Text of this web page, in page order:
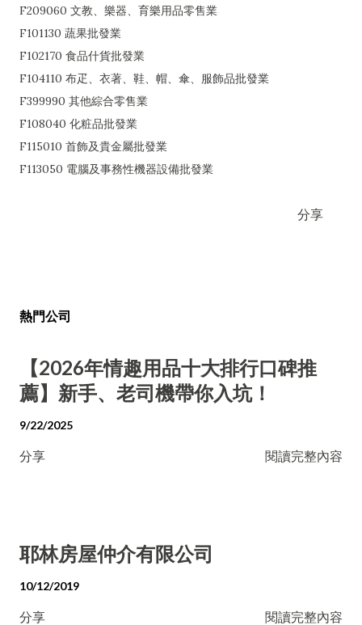
F209060 文教、樂器、育樂用品零售業
F101130 蔬果批發業
F102170 食品什貨批發業
F104110 布疋、衣著、鞋、帽、傘、服飾品批發業
F399990 其他綜合零售業
F108040 化粧品批發業
F115010 首飾及貴金屬批發業
F113050 電腦及事務性機器設備批發業
分享
熱門公司
【2026年情趣用品十大排行口碑推
薦】新手、老司機帶你入坑！
9/22/2025
分享 閱讀完整內容
耶林房屋仲介有限公司
10/12/2019
分享 閱讀完整內容